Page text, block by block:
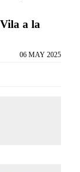
a la
06 MAY 2025